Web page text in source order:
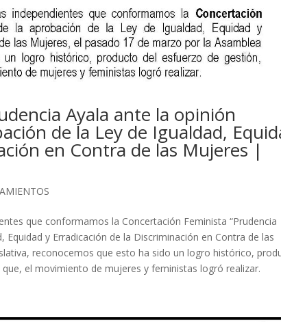
Ayala ante la opinión
de la Ley de Igualdad,
en Contra de las Mujeres |
que conformamos la Concertación Feminista “Prudencia
y Erradicación de la Discriminación en Contra de las
reconocemos que esto ha sido un logro histórico,
el movimiento de mujeres y feministas logró realizar.